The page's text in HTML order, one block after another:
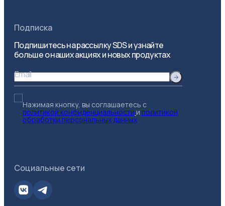
Подписка
Подпишитесь на рассылку SDS и узнайте
больше о наших акциях и новых продуктах
Email
Нажимая кнопку, вы соглашаетесь с
политикой конфиденциальности и политикой
обработки персональных данных
Социальные сети